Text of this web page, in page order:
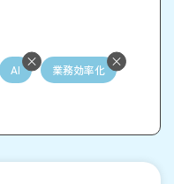
AI 業務効率化